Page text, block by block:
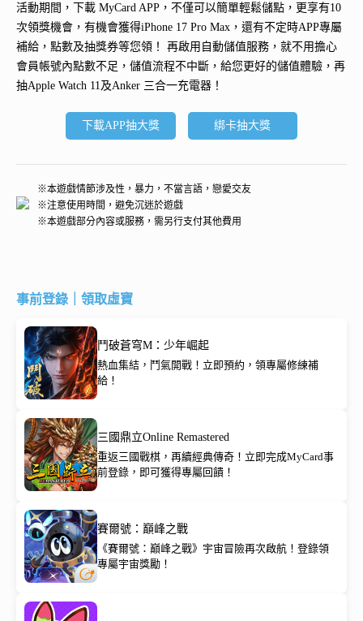
活動期間，下載 MyCard APP，不僅可以簡單輕鬆儲點，更享有10
次領獎機會，有機會獲得iPhone 17 Pro Max ，還有不定時APP專屬
補給，點數及抽獎券等您領！ 再啟用自動儲值服務 ，就不用擔心
會員帳號內點數不足，儲值流程不中斷，給您更好的儲值體驗，再
抽Apple Watch 11及Anker 三合一充電器 ！
下載APP抽大獎 綁卡抽大獎
※本遊戲情節涉及性，暴力，不當言語，戀愛交友
※注意使用時間，避免沉迷於遊戲
※本遊戲部分內容或服務，需另行支付其他費用
事前登錄｜領取虛寶
鬥破蒼穹M：少年崛起
熱血集結，鬥氣開戰！立即預約，領專屬修練補
給！
三國鼎立Online Remastered
重返三國戰棋，再續經典傳奇！立即完成MyCard事
前登錄，即可獲得專屬回饋！
賽爾號：巔峰之戰
《賽爾號：巔峰之戰》宇宙冒險再次啟航！登錄領
專屬宇宙獎勵！